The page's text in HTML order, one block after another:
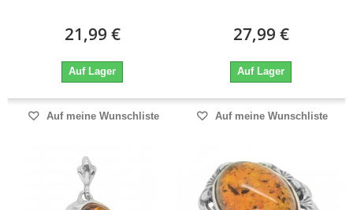
21,99 €
Auf Lager
Auf meine Wunschliste
27,99 €
Auf Lager
Auf meine Wunschliste